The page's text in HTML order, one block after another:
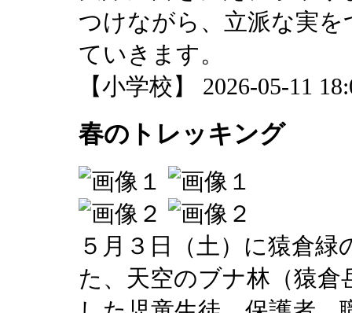
つけながら、立派な実
ていきます。
【小学校】 2026-05-11
春のトレッキング
５月３日（土）に猿倉
た、天空のブナ林（猿